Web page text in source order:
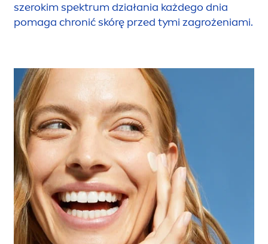
szerokim spektrum działania każdego dnia
pomaga chronić skórę przed tymi zagrożeniami.